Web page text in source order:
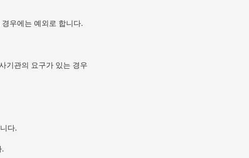
우에는 예외로 합니다.
기관의 요구가 있는 경우
다.
.